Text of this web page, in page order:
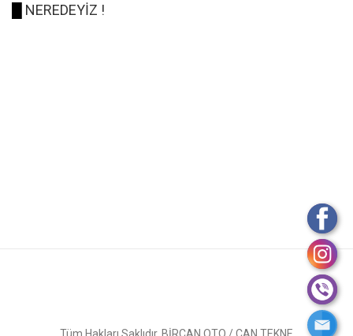
NEREDEYİZ !
Tüm Hakları Saklıdır. BİRCAN OTO / CAN TEKNE